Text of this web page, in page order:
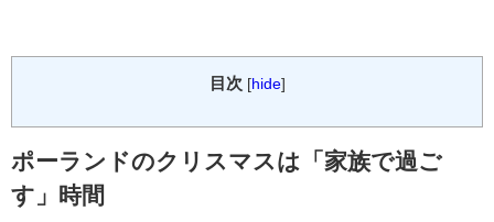
目次 [hide]
ポーランドのクリスマスは「家族で過ご
す」時間